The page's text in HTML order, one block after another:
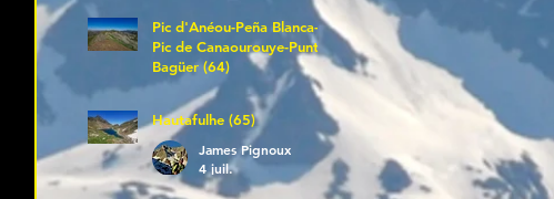
Pic d'Anéou-Peña Blanca-
Pic de Canaourouye-Punta
Bagüer (64)
James Pignoux
5 juil.
Hautafulhe (65)
James Pignoux
4 juil.